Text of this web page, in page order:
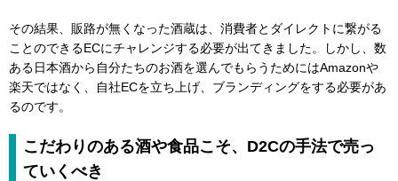
その結果、販路が無くなった酒蔵は、消費者とダイレクトに繋がる
ことのできるECにチャレンジする必要が出てきました。しかし、数
ある日本酒から自分たちのお酒を選んでもらうためにはAmazonや
楽天ではなく、自社ECを立ち上げ、ブランディングをする必要があ
るのです。
こだわりのある酒や食品こそ、D2Cの手法で売っ
ていくべき